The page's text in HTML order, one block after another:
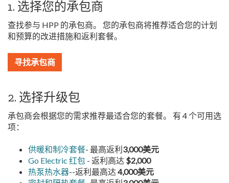
1. 选择您的承包商
查找参与 HPP 的承包商。 您的承包商将推荐适合您的计划
和预算的改进措施和返利套餐。
寻找承包商
2. 选择升级包
承包商会根据您的需求推荐最适合您的套餐。 有 4 个可用选
项：
供暖和制冷套餐- 最高返利3,000美元
Go Electric 红包 - 返利高达 $2,000
热泵热水器--返利最高达 4,000美元